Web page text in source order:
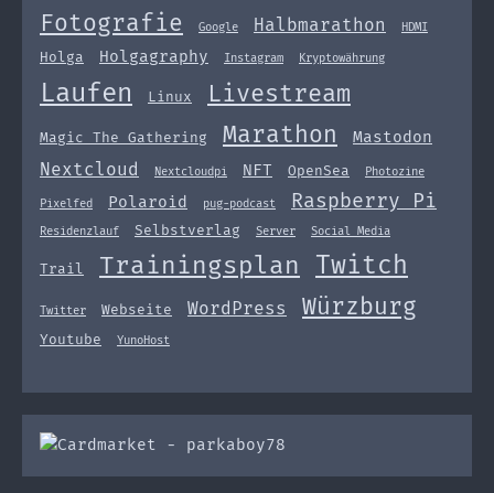
Fotografie Google Halbmarathon HDMI
Holga Holgagraphy Instagram Kryptowährung
Laufen Linux Livestream
Magic The Gathering Marathon Mastodon
Nextcloud Nextcloudpi NFT OpenSea Photozine
Pixelfed Polaroid pug-podcast Raspberry Pi
Residenzlauf Selbstverlag Server Social Media
Trail Trainingsplan Twitch
Twitter Webseite WordPress Würzburg
Youtube YunoHost